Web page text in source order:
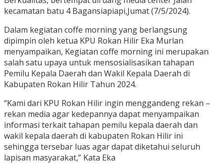
kecamatan batu 4 Bagansiapiapi,Jumat (7/5/2024).
Dalam kegiatan coffe morning yang berlangsung
dipimpin oleh ketua KPU Rokan Hilir Eka Murlan
menyampaikan, Kegiatan coffe morning ini merupakan
salah satu upaya untuk mensosialisasikan tahapan
Pemilu Kepala Daerah dan Wakil Kepala Daerah di
Kabupaten Rokan Hilir Tahun 2024.
“Kami dari KPU Rokan Hilir ingin menggandeng rekan –
rekan media agar kedepannya dapat menyampaikan
informasi terkait tahapan pemilu kepala daerah dan
wakil kepala daerah di kabupaten Rokan Hilir ini
sehingga tersebar luas agar dapat diketahui seluruh
lapisan masyarakat,” Kata Eka